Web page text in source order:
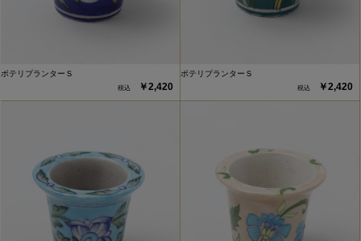
ポテリプランターＳ
￥2,420
ポテリプランターＳ
￥2,420